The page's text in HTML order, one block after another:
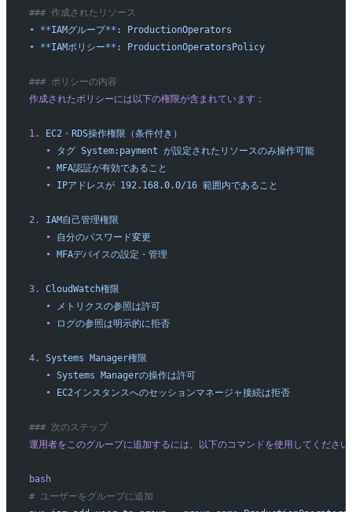
### 作成されたリソース
• **IAMグループ** :
ProductionOperators
• **IAMポリシー** : ProductionOperatorsPolicy
### ポリシーの内容
作成されたポリシーには以下の権限が含まれています：
1.
EC2・RDS操作権限（条件付き）
   •
タグ System:payment が設定されたリソースのみ操作可能
   •
MFA認証が有効であること
   •
IPアドレスが 192.168.0.0/16 範囲内であること
2.
IAM自己管理権限
   •
自分のパスワード変更
   •
MFAデバイスの設定・管理
3.
CloudWatch権限
   •
メトリクスの参照は許可
   •
ログの参照は明示的に拒否
4. Systems Manager権限
   •
Systems Managerの操作は許可
   •
EC2インスタンスへのセッションマネージャ接続は拒否
### 次のステップ
運用者をこのグループに追加するには、以下のコマンドを使用してください
bash
# ユーザーをグループに追加